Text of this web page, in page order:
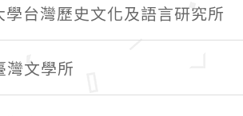
台灣歷史文化及語言研究所
灣文學所